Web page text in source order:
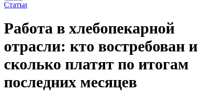
Статьи
Работа в хлебопекарной
отрасли: кто востребован и
сколько платят по итогам
последних месяцев